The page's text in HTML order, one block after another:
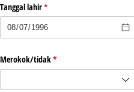
Tanggal lahir*
(required)
Merokok/​tidak*
(required)